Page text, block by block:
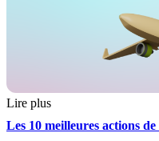
Lire plus
Les 10 meilleures actions